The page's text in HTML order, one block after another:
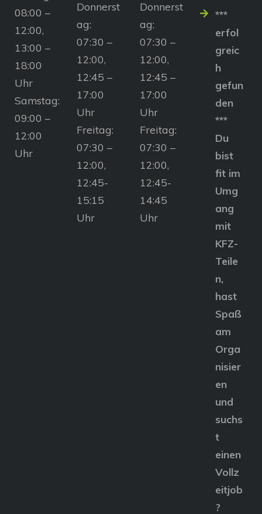
08:00 –
12:00,
13:00 –
18:00
Uhr
Samstag:
09:00 –
12:00
Uhr
Donnerst
ag:
07:30 –
12:00,
12:45 –
17:00
Uhr
Freitag:
07:30 –
12:00,
12:45-
15:15
Uhr
Donnerst
ag:
07:30 –
12:00,
12:45 –
17:00
Uhr
Freitag:
07:30 –
12:00,
12:45-
14:45
Uhr
***
erfol
greic
h
gefun
den
***
Du
bist
fit im
Umg
ang
mit
KFZ-
Teile
n,
hast
Spaß
am
Orga
nisier
en
und
suchs
t
einen
Vollz
eitjob
?